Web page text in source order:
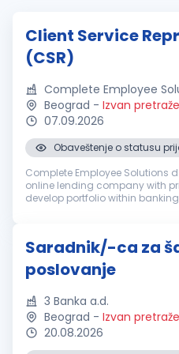
Client Service
(CSR)
Complete Employee
Beograd - Izvan
07.09.2026
Obaveštenje o statusu
Complete Employee Solutions
online lending company with
develop portfolio within
Saradnik/-ca za
poslovanje
3 Banka a.d.
Beograd - Izvan
20.08.2026